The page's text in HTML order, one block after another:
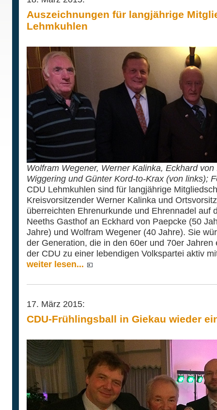
Auszeichnungen für langjährige
Lehmkuhlen
Wolfram Wegener, Werner Kalinka, Eckhard
Wiggering und Günter Kord-to-Krax (von links);
CDU Lehmkuhlen sind für langjährige
Kreisvorsitzender Werner Kalinka und
überreichten Ehrenurkunde und Ehrennadel auf
Neeths Gasthof an Eckhard von Paepcke (50
Jahre) und Wolfram Wegener (40 Jahre). Sie
der Generation, die in den 60er und 70er
der CDU zu einer lebendigen Volkspartei aktiv
weiter lesen...
17. März 2015:
CDU-Frühlingsball in Giekau wieder